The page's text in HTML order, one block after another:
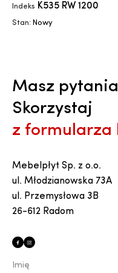
Indeks K535 RW 1200
Stan: Nowy
Masz
Skorzystaj
z formularza
Mebelpłyt Sp. z o.o.
ul. Młodzianowska 73A
ul. Przemysłowa 3B
26-612 Radom